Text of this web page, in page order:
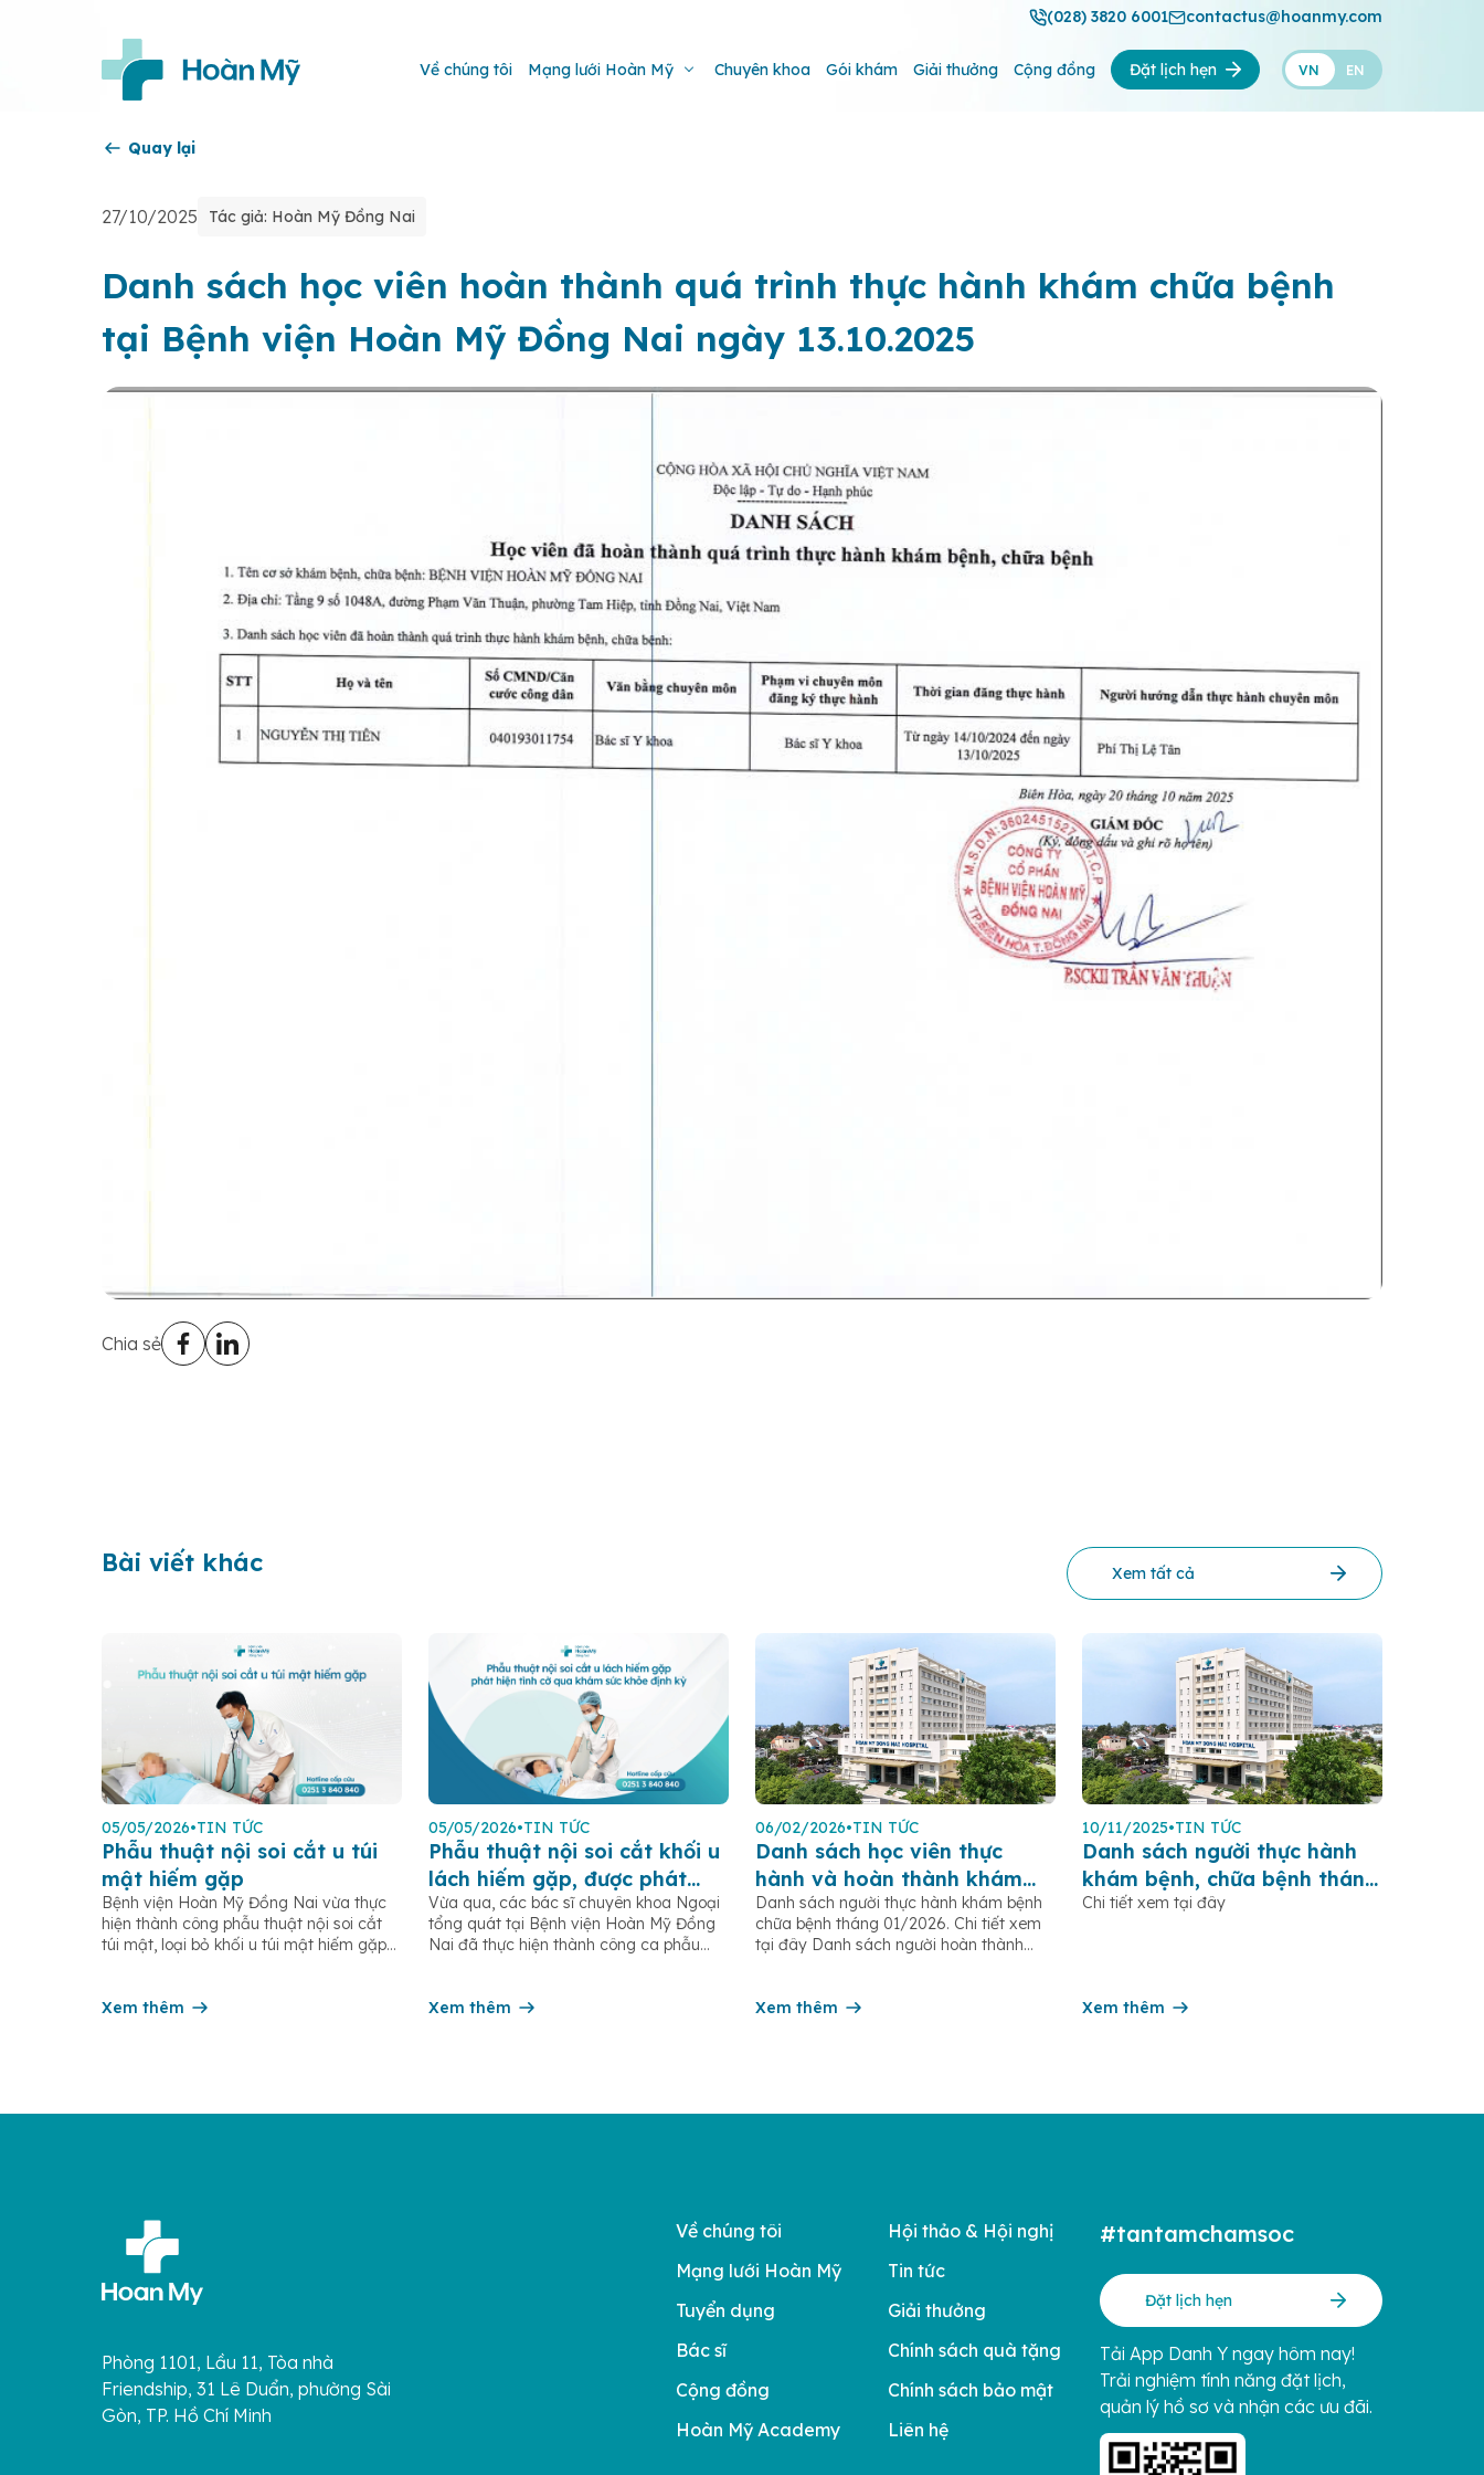
(028) 3820 6001 contactus@hoanmy.com
Về chúng tôi Mạng lưới Hoàn Mỹ Chuyên khoa Gói khám Giải thưởng Cộng đồng Đặt lịch hẹn VN EN
Quay lại
27/10/2025 Tác giả: Hoàn Mỹ Đồng Nai
Danh sách học viên hoàn thành quá trình thực hành khám chữa bệnh
tại Bệnh viện Hoàn Mỹ Đồng Nai ngày 13.10.2025
Chia sẻ
Bài viết khác Xem tất cả
05/05/2026•TIN TỨC
Phẫu thuật nội soi cắt u túi
mật hiếm gặp
Bệnh viện Hoàn Mỹ Đồng Nai vừa thực
hiện thành công phẫu thuật nội soi cắt
túi mật, loại bỏ khối u túi mật hiếm gặp
nhân nhập viện trong tình trạng đau
Xem thêm
05/05/2026•TIN TỨC
Phẫu thuật nội soi cắt khối u
lách hiếm gặp, được phát
hiện tình cờ qua khám sức
khỏe định kỳ.
Vừa qua, các bác sĩ chuyên khoa Ngoại
tổng quát tại Bệnh viện Hoàn Mỹ Đồng
Nai đã thực hiện thành công ca phẫu
năm 1987, ngụ tại phường Tân Triều).
Xem thêm
06/02/2026•TIN TỨC
Danh sách học viên thực
hành và hoàn thành khám
chữa bệnh 2026
Danh sách người thực hành khám bệnh
chữa bệnh tháng 01/2026. Chi tiết xem
tại đây Danh sách người hoàn thành
người hoàn thành thực hành khám bệnh
Xem thêm
10/11/2025•TIN TỨC
Danh sách người thực hành
khám bệnh, chữa bệnh tháng
ngày 10.11.2025
Chi tiết xem tại đây
Xem thêm
Phòng 1101, Lầu 11, Tòa nhà
Friendship, 31 Lê Duẩn, phường Sài
Gòn, TP. Hồ Chí Minh
Về chúng tôi
Mạng lưới Hoàn Mỹ
Tuyển dụng
Bác sĩ
Cộng đồng
Hoàn Mỹ Academy
Hội thảo & Hội nghị
Tin tức
Giải thưởng
Chính sách quà tặng
Chính sách bảo mật
Liên hệ
#tantamchamsoc
Đặt lịch hẹn
Tải App Danh Y ngay hôm nay!
Trải nghiệm tính năng đặt lịch,
quản lý hồ sơ và nhận các ưu đãi.